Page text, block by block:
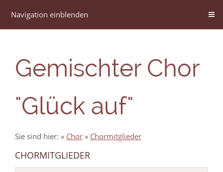
Navigation einblenden
Gemischter Chor
"Glück auf"
Sie sind hier: » Chor » Chormitglieder
CHORMITGLIEDER